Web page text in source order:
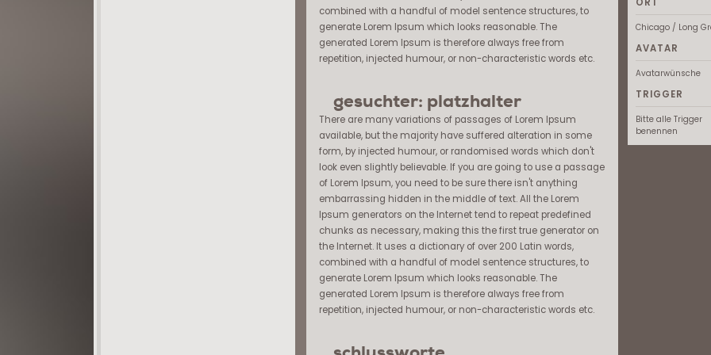
combined with a handful of model sentence structures, to
generate Lorem Ipsum which looks reasonable. The
generated Lorem Ipsum is therefore always free from
repetition, injected humour, or non-characteristic words etc.
gesuchter: platzhalter
There are many variations of passages of Lorem Ipsum
available, but the majority have suffered alteration in some
form, by injected humour, or randomised words which don't
look even slightly believable. If you are going to use a passage
of Lorem Ipsum, you need to be sure there isn't anything
embarrassing hidden in the middle of text. All the Lorem
Ipsum generators on the Internet tend to repeat predefined
chunks as necessary, making this the first true generator on
the Internet. It uses a dictionary of over 200 Latin words,
combined with a handful of model sentence structures, to
generate Lorem Ipsum which looks reasonable. The
generated Lorem Ipsum is therefore always free from
repetition, injected humour, or non-characteristic words etc.
Chicago / Long
AVATAR
Avatarwünsche
TRIGGER
Bitte alle Trigger
benennen